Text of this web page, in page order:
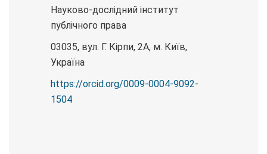
Науково-дослідний інститут
публічного права
03035, вул. Г. Кірпи, 2А, м. Київ,
Україна
https://orcid.org/0009-0004-9092-
1504